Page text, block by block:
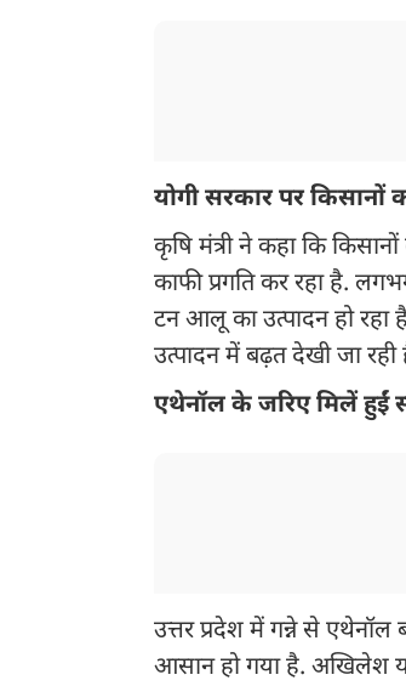
योगी सरकार पर किसानों
कृषि मंत्री ने कहा कि
काफी प्रगति कर रहा है.
टन आलू का उत्पादन हो रहा
उत्पादन में बढ़त देखी जा रही
एथेनॉल के जरिए मिलें हुईं
उत्तर प्रदेश में गन्ने से
आसान हो गया है. अखिलेश